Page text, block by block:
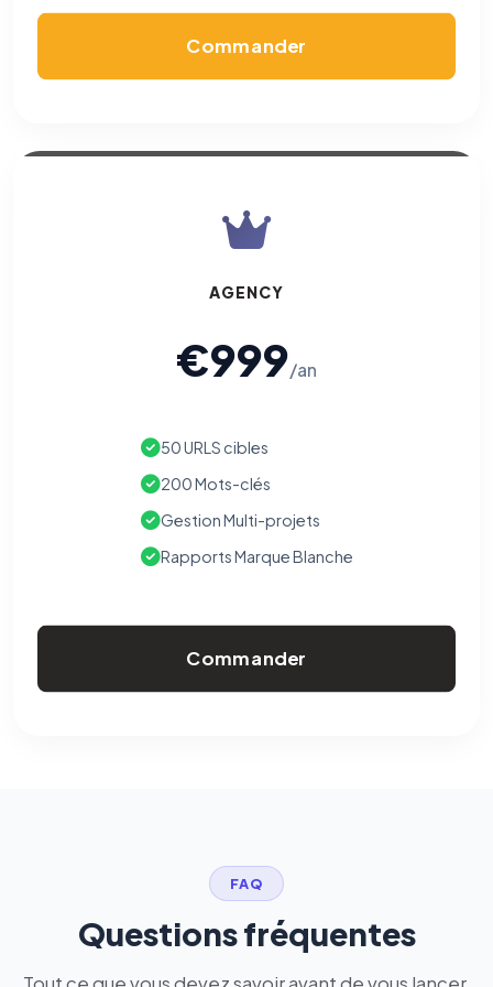
Commander
AGENCY
€999/an
50 URLS cibles
200 Mots-clés
Gestion Multi-projets
Rapports Marque Blanche
Commander
FAQ
Questions fréquentes